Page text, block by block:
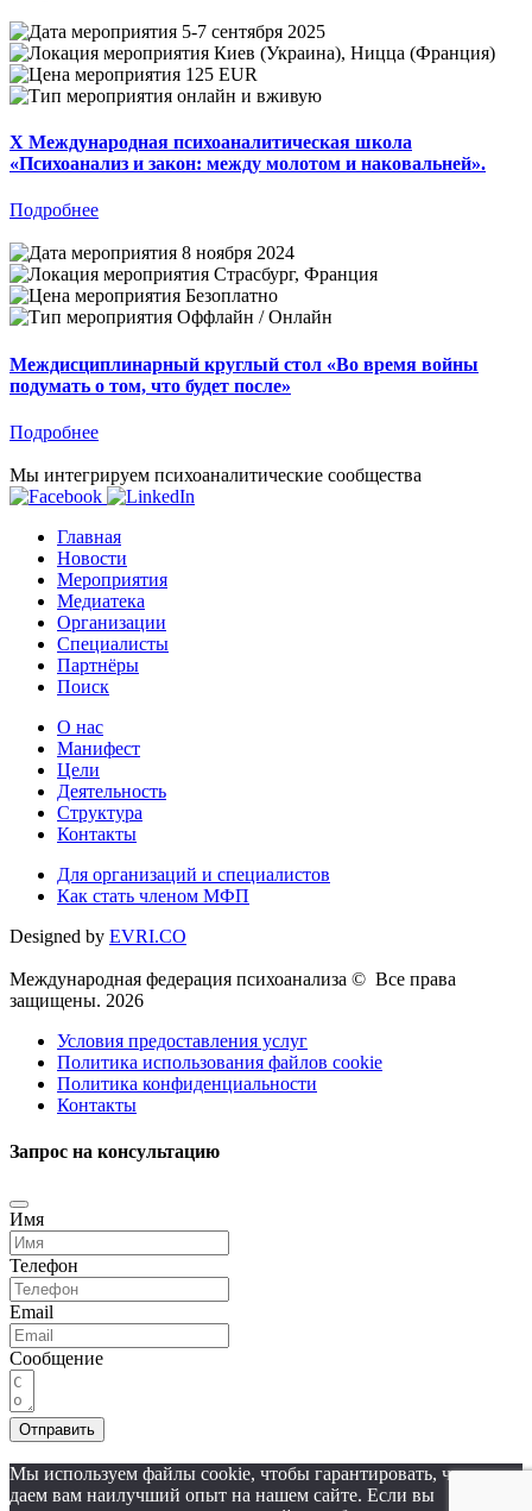
5-7 сентября 2025
Киев (Украина), Ницца (Франция)
125 EUR
онлайн и вживую
X Международная психоаналитическая школа
«Психоанализ и закон: между молотом и наковальней».
Подробнее
8 ноября 2024
Страсбург, Франция
Безоплатно
Оффлайн / Онлайн
Междисциплинарный круглый стол «Во время войны
подумать о том, что будет после»
Подробнее
Мы интегрируем психоаналитические сообщества
Главная
Новости
Мероприятия
Медиатека
Организации
Специалисты
Партнёры
Поиск
О нас
Манифест
Цели
Деятельность
Структура
Контакты
Для организаций и специалистов
Как стать членом МФП
Designed by EVRI.CO
Международная федерация психоанализа © Все права
защищены. 2026
Условия предоставления услуг
Политика использования файлов cookie
Политика конфиденциальности
Контакты
Запрос на консультацию
Имя
Телефон
Email
Сообщение
Отправить
Мы используем файлы cookie, чтобы гарантировать, что мы
даем вам наилучший опыт на нашем сайте. Если вы